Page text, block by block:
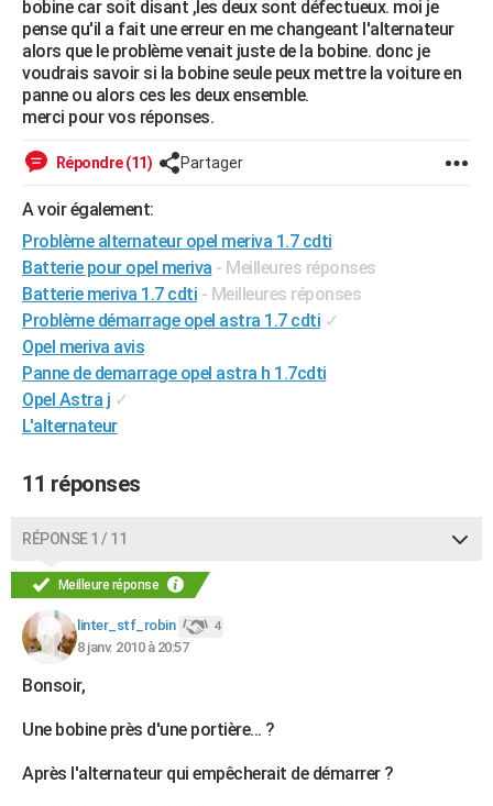
Art de vivre
Bien-être
Loisirs
ModeModes de vie
SANTE
Alimentation
Guide de la santé
Maladies
Médicaments
Sommeil
VOYAGE
CARTE DE VOEUX
Carte de Noël
Carte Bonne année
Carte Saint-Valentin
Carte Pâques
Carte d'anniversaire
DICTIONNAIRE
Dictionnaire
Biographies
Citations
Expressions
Proverbes
PROGRAMME TV
COPAINS D'AVANT
FORUM
Bricolage
Lifestyle
Culture
Sport
Auto
Television
Voyage
Cinema
bobine car soit disant ,les deux sont défectueux. moi je
pense qu'il a fait une erreur en me changeant l'alternateur
alors que le problème venait juste de la bobine. donc je
voudrais savoir si la bobine seule peux mettre la voiture en
panne ou alors ces les deux ensemble.
merci pour vos réponses.
Répondre (11) Partager
A voir également:
Problème alternateur opel meriva 1.7 cdti
Batterie pour opel meriva - Meilleures réponses
Batterie meriva 1.7 cdti - Meilleures réponses
Problème démarrage opel astra 1.7 cdti ✓
Opel meriva avis
Panne de demarrage opel astra h 1.7cdti
Opel Astra j ✓
L'alternateur
11 réponses
RÉPONSE 1 / 11
Meilleure réponse
linter_stf_robin 4
8 janv. 2010 à 20:57
Bonsoir,
Une bobine près d'une portière... ?
Après l'alternateur qui empêcherait de démarrer ?